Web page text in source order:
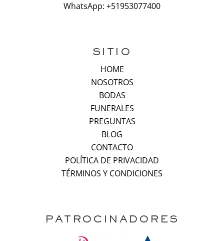
WhatsApp: +51953077400
SITIO
HOME
NOSOTROS
BODAS
FUNERALES
PREGUNTAS
BLOG
CONTACTO
POLÍTICA DE PRIVACIDAD
TÉRMINOS Y CONDICIONES
PATROCINADORES